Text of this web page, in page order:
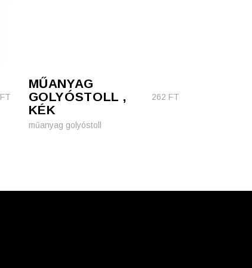
FT
MŰANYAG
GOLYÓSTOLL ,
KÉK
262 FT
műanyag golyóstoll